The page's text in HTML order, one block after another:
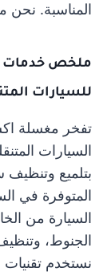
المناسبة. نحن
ملخص خدمات
للسيارات
تفخر مغسلة
السيارات
بتلميع
المتوفرة في
السيارة من
الجنوط،
نستخدم